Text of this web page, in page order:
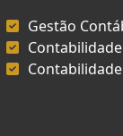
Gestão